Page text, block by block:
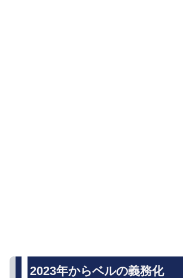
2023年からベルの義務化